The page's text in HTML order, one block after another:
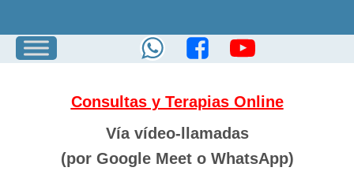
Consultas y Terapias Online
Vía vídeo-llamadas
(por Google Meet oWhatsApp)